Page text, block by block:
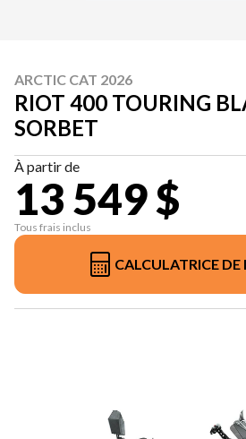
ARCTIC CAT 2026
RIOT 400 TOURING
SORBET
À partir de
13 549 $
Tous frais inclus
CALCULATRICE DE